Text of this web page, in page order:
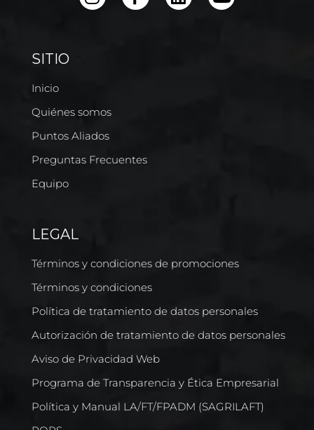
SITIO
Inicio
Quiénes somos
Puntos Aliados
Preguntas Frecuentes
Equipo
LEGAL
Términos y condiciones de promociones
Términos y condiciones
Política de tratamiento de datos personales
Autorización de tratamiento de datos personales
Aviso de Privacidad Web
Programa de Transparencia y Ética Empresarial
Política y Manual LA/FT/FPADM (SAGRILAFT)